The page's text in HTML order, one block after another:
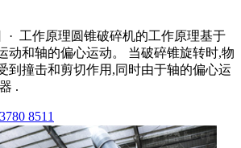
· 工作原理圆锥破碎机的工作原理基于
动和轴的偏心运动。 当破碎锥旋转时,物
到撞击和剪切作用,同时由于轴的偏心运
.
8511